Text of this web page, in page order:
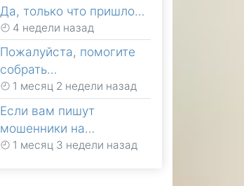
Да, только что пришло…
4 недели назад
Пожалуйста, помогите
собрать…
1 месяц 2 недели назад
Если вам пишут
мошенники на…
1 месяц 3 недели назад